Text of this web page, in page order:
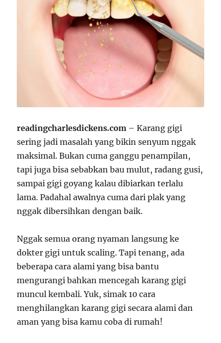
readingcharlesdickens.com – Karang gigi
sering jadi masalah yang bikin senyum nggak
maksimal. Bukan cuma ganggu penampilan,
tapi juga bisa sebabkan bau mulut, radang gusi,
sampai gigi goyang kalau dibiarkan terlalu
lama. Padahal awalnya cuma dari plak yang
nggak dibersihkan dengan baik.
Nggak semua orang nyaman langsung ke
dokter gigi untuk scaling. Tapi tenang, ada
beberapa cara alami yang bisa bantu
mengurangi bahkan mencegah karang gigi
muncul kembali. Yuk, simak 10 cara
menghilangkan karang gigi secara alami dan
aman yang bisa kamu coba di rumah!